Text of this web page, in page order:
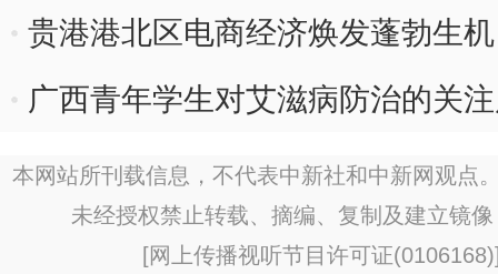
贵港港北区电商经济焕发蓬勃生机
广西青年学生对艾滋病防治的关
本网站所刊载信息，不代表中新社和中新网观点
未经授权禁止转载、摘编、复制及建立镜
[网上传播视听节目许可证(0106168)